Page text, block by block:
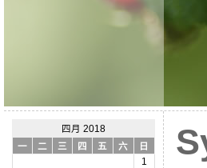
四月 2018
一
二 三 四 五 六
日
1